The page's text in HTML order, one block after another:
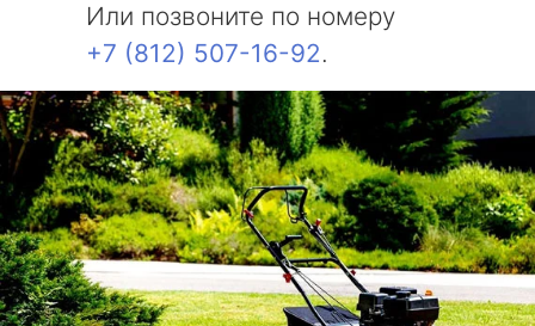
Или позвоните по номеру
+7 (812) 507-16-92.